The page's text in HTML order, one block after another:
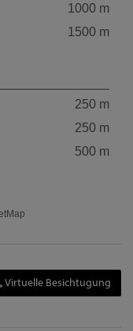
1000 m
1500 m
250 m
250 m
500 m
Virtuelle Besichtugung